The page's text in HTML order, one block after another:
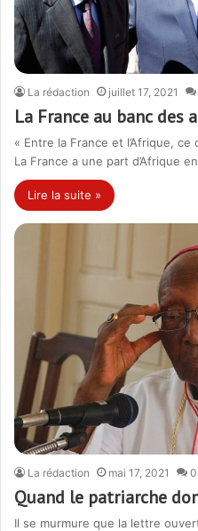
La rédaction juillet 17, 2021
La France au banc des
« Entre la France et l’Afrique,
La France a une part d’Afrique
Lire la suite »
La rédaction mai 17, 2021 0
Quand le patriarche
Il se murmure que la lettre